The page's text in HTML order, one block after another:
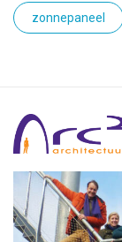
zonnepaneel